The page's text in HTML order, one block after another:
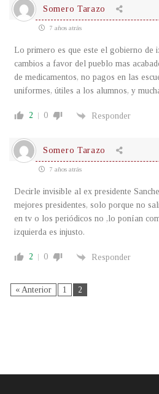
Somero Tarazo
7 años atrás
Lo primero es que este el gobierno de
cambios a favor del pueblo mas
de medicamentos, no pagos en las
uniformes, útiles a los alumnos, y
2 0 Responder
Somero Tarazo
7 años atrás
Decirle invisible al ex presidente
mejores presidentes, solo porque no
en tv o los periódicos no ,lo ponían
izquierda es injusto.
2 0 Responder
« Anterior 1 2